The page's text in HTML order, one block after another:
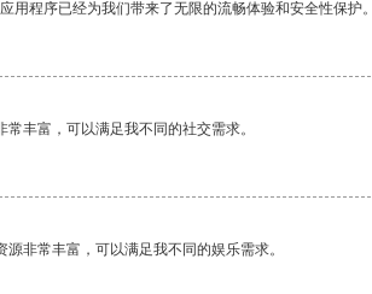
用程序已经为我们带来了无限的流畅体验和安全性保护
常丰富，可以满足我不同的社交需求。
源非常丰富，可以满足我不同的娱乐需求。